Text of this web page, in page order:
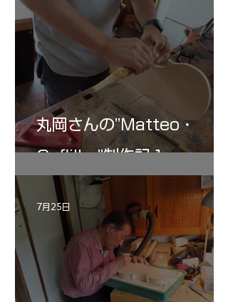
丸岡さんの”Matteo・
Gofliller”制作記１
7月25日